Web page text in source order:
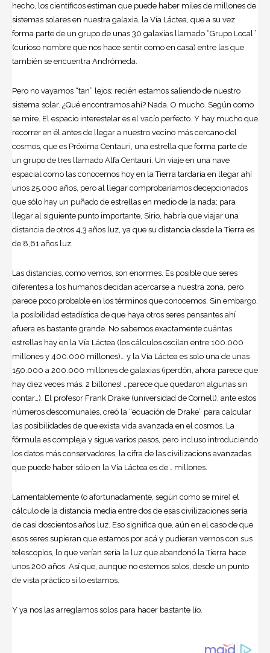
hecho, los científicos estiman que puede haber miles de millones de
sistemas solares en nuestra galaxia, la Vía Láctea, que a su vez
forma parte de un grupo de unas 30 galaxias llamado “Grupo Local”
(curioso nombre que nos hace sentir como en casa) entre las que
también se encuentra Andrómeda.
Pero no vayamos “tan” lejos; recién estamos saliendo de nuestro
sistema solar. ¿Qué encontramos ahí? Nada. O mucho. Según como
se mire. El espacio interestelar es el vacío perfecto. Y hay mucho que
recorrer en él antes de llegar a nuestro vecino más cercano del
cosmos, que es Próxima Centauri, una estrella que forma parte de
un grupo de tres llamado Alfa Centauri. Un viaje en una nave
espacial como las conocemos hoy en la Tierra tardaría en llegar ahí
unos 25.000 años, pero al llegar comprobaríamos decepcionados
que sólo hay un puñado de estrellas en medio de la nada; para
llegar al siguiente punto importante, Sirio, habría que viajar una
distancia de otros 4,3 años luz, ya que su distancia desde la Tierra es
de 8,61 años luz.
Las distancias, como vemos, son enormes. Es posible que seres
diferentes a los humanos decidan acercarse a nuestra zona, pero
parece poco probable en los términos que conocemos. Sin embargo,
la posibilidad estadística de que haya otros seres pensantes ahí
afuera es bastante grande. No sabemos exactamente cuántas
estrellas hay en la Vía Láctea (los cálculos oscilan entre 100.000
millones y 400.000 millones)… y la Vía Láctea es solo una de unas
150.000 a 200.000 millones de galaxias (¡perdón, ahora parece que
hay diez veces más: 2 billones! …parece que quedaron algunas sin
contar…). El profesor Frank Drake (universidad de Cornell), ante estos
números descomunales, creó la “ecuación de Drake” para calcular
las posibilidades de que exista vida avanzada en el cosmos. La
fórmula es compleja y sigue varios pasos, pero incluso introduciendo
los datos más conservadores, la cifra de las civilizacions avanzadas
que puede haber sólo en la Vía Láctea es de… millones.
Lamentablemente (o afortunadamente, según como se mire) el
cálculo de la distancia media entre dos de esas civilizaciones sería
de casi doscientos años luz. Eso significa que, aún en el caso de que
esos seres supieran que estamos por acá y pudieran vernos con sus
telescopios, lo que verían sería la luz que abandonó la Tierra hace
unos 200 años. Así que, aunque no estemos solos, desde un punto
de vista práctico sí lo estamos.
Y ya nos las arreglamos solos para hacer bastante lío.